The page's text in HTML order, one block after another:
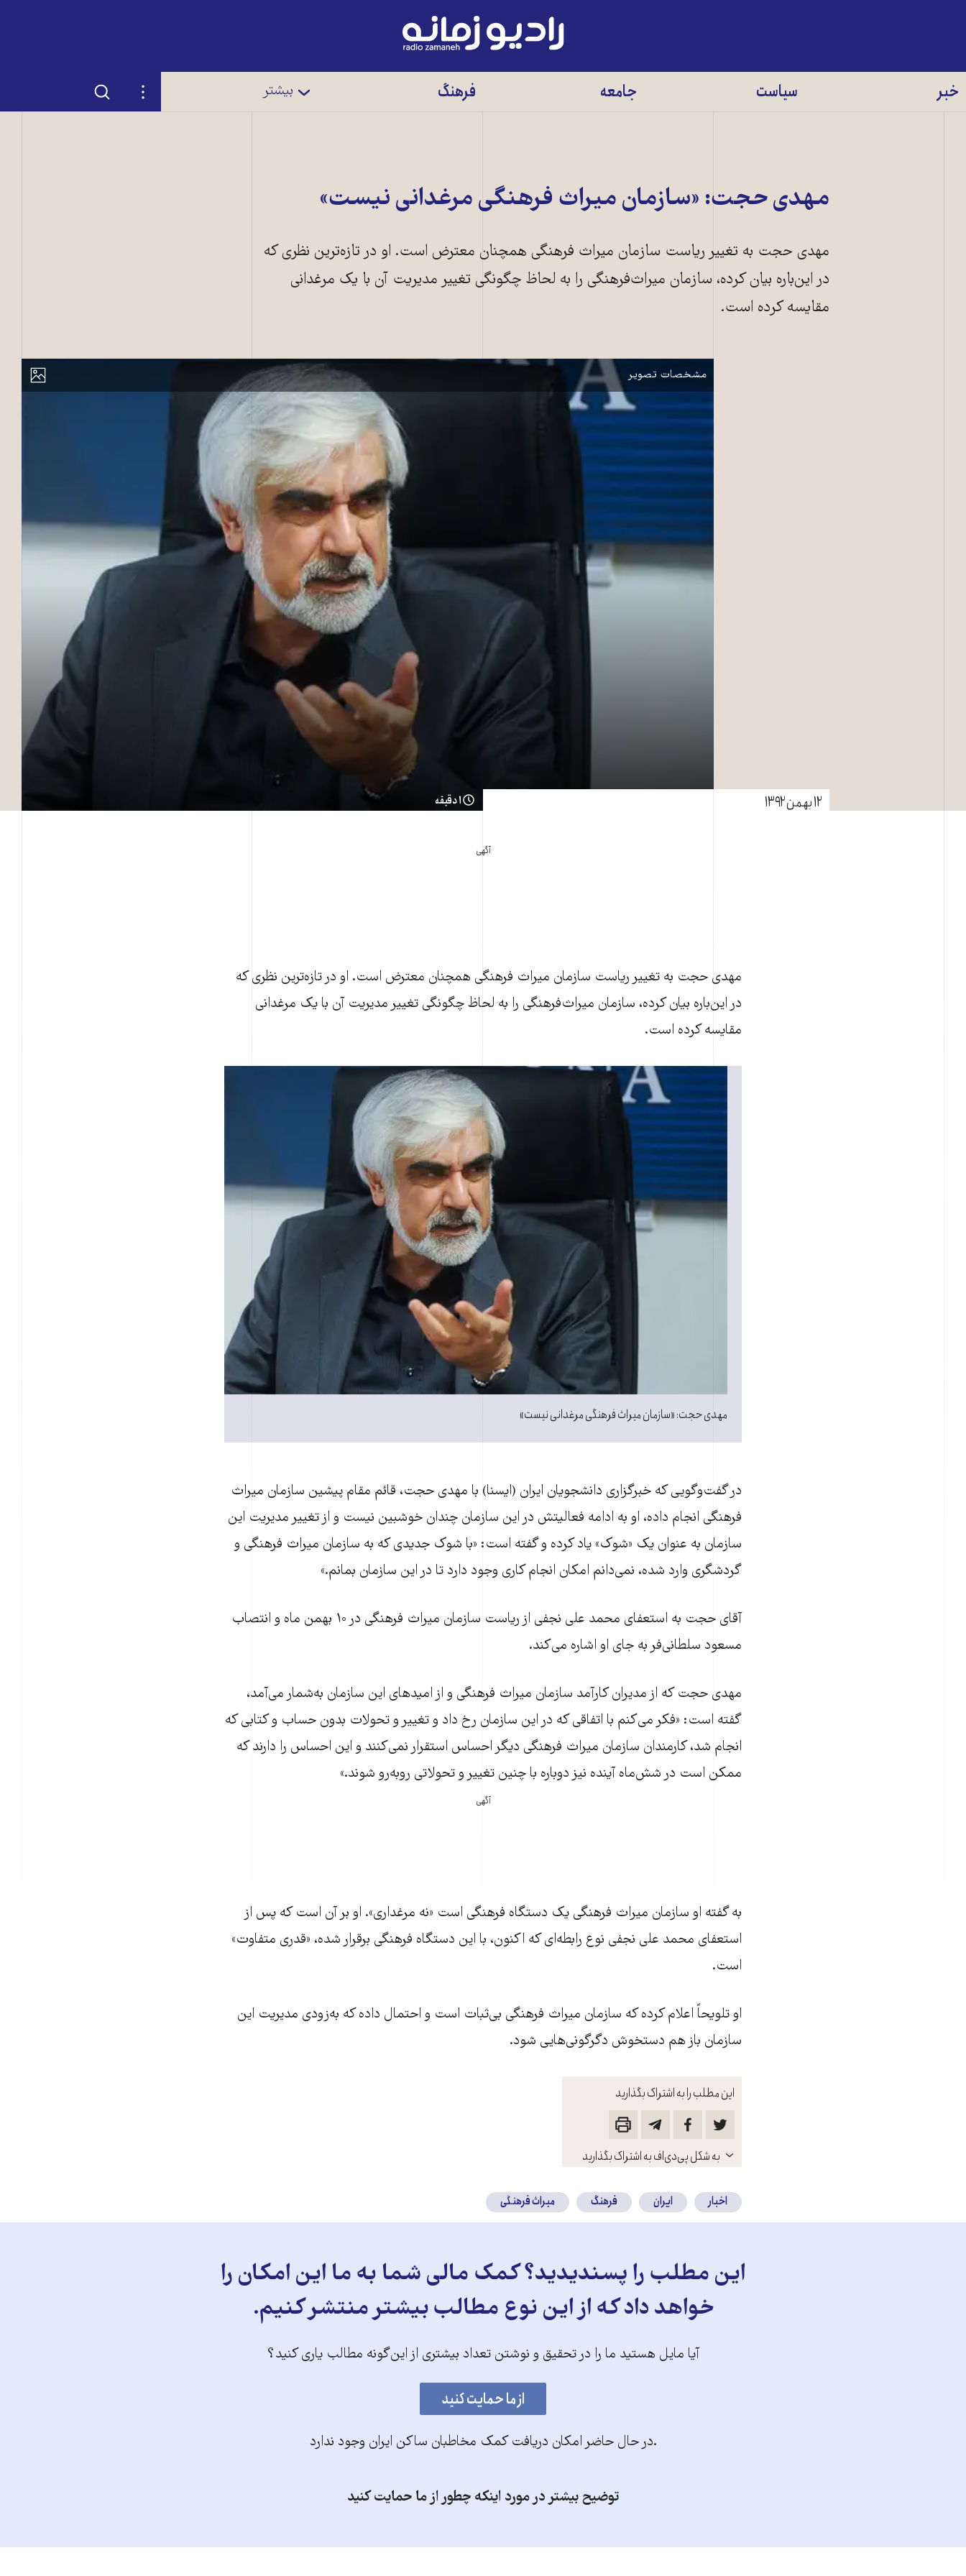
رادیو
زمانه
خبر سیاست جامعه فرهنگ بیشتر تنظیمات جستجو
مهدی حجت: «سازمان میراث فرهنگی مرغدانی نیست»
مهدی حجت به تغییر ریاست سازمان میراث فرهنگی همچنان معترض است. او در تازه‌ترین نظری که
در این‌باره بیان کرده، سازمان میراث‌فرهنگی را به لحاظ چگونگی تغییر مدیریت آن با یک مرغدانی
مقایسه کرده است.
نمایش
مشخصات تصویر
۱۲ بهمن ۱۳۹۲ ۱ دقیقه
آگهی
این مطلب را به اشتراک بگذارید
باز
کنید
به شکل پی‌دی‌اف به اشتراک بگذارید
مهدی حجت به تغییر ریاست سازمان میراث فرهنگی همچنان معترض است. او در تازه‌ترین نظری که
در این‌باره بیان کرده، سازمان میراث‌فرهنگی را به لحاظ چگونگی تغییر مدیریت آن با یک مرغدانی
مقایسه کرده است.
مهدی حجت: «سازمان میراث فرهنگی مرغدانی نیست»
در گفت‌و‌گویی که خبرگزاری دانشجویان ایران (ایسنا) با مهدی حجت، قائم مقام پیشین سازمان میراث
فرهنگی انجام داده، او به ادامه فعالیتش در این سازمان چندان خوشبین نیست و از تغییر مدیریت این
سازمان به عنوان یک «شوک» یاد کرده و گفته است: «با شوک جدیدی که به سازمان میراث فرهنگی و
گردشگری وارد شده، نمی‌دانم امکان انجام کاری وجود دارد تا در این سازمان بمانم.»
آقای حجت به استعفای محمد علی نجفی از ریاست سازمان میراث فرهنگی در ۱۰ بهمن ماه و انتصاب
مسعود سلطانی‌فر به جای او اشاره می‌کند.
مهدی حجت که از مدیران کارآمد سازمان میراث فرهنگی و از امیدهای این سازمان به‌شمار می‌آمد،
گفته است: «فکر می‌کنم با اتفاقی که در این سازمان رخ داد و تغییر و تحولات بدون حساب و کتابی که
انجام شد، کارمندان سازمان میراث فرهنگی دیگر احساس استقرار نمی‌کنند و این احساس را دارند که
ممکن است در شش‌ماه آینده نیز دوباره با چنین تغییر و تحولاتی روبه‌رو شوند.»
آگهی
به گفته او سازمان میراث فرهنگی یک دستگاه فرهنگی است «نه مرغداری». او بر آن است که پس از
استعفای محمد علی نجفی نوع رابطه‌ای که اکنون، با این دستگاه فرهنگی برقرار شده، «قدری متفاوت»
است.
او تلویحاً اعلام کرده که سازمان میراث فرهنگی بی‌ثبات است و احتمال داده که به‌زودی مدیریت این
سازمان باز هم دستخوش دگرگونی‌هایی شود.
اخبار ایران فرهنگ میراث فرهنگی
این مطلب را پسندیدید؟ کمک مالی شما به ما این امکان را
خواهد داد که از این نوع مطالب بیشتر منتشر کنیم.
آیا مایل هستید ما را در تحقیق و نوشتن تعداد بیشتری از این‌گونه مطالب یاری کنید؟
.در حال حاضر امکان دریافت کمک مخاطبان ساکن ایران وجود ندارد
توضیح بیشتر در مورد اینکه چطور از ما حمایت کنید